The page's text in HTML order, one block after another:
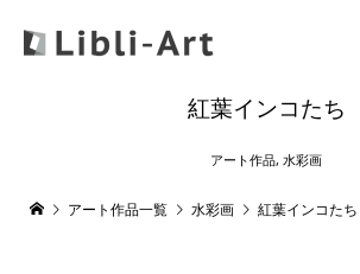
紅葉インコたち
アート作品, 水彩画
アート作品一覧 水彩画 紅葉インコたち